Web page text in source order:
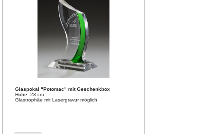
Glaspokal "Potomac" mit Geschenkbox
Höhe: 23 cm
Glastrophäe mit Lasergravur möglich